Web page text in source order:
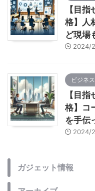
【目
格】人
ど現場
2024/
ビジネ
【目
格】コ
を手伝
2024/
ガジェット情報